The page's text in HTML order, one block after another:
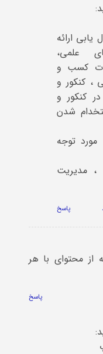
ارائه
علمی،
کسب و
، کنکور و
کنکور و
شدن
مورد توجه
، مدیریت
پاسخ
محتوای با هر
پاسخ